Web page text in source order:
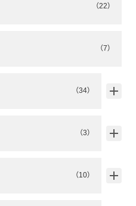
（22）
（7）
（34）
（3）
（10）